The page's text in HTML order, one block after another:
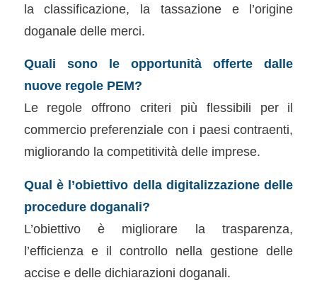
la classificazione, la tassazione e l’origine
doganale delle merci.
Quali sono le opportunità offerte dalle
nuove regole PEM?
Le regole offrono criteri più flessibili per il
commercio preferenziale con i paesi contraenti,
migliorando la competitività delle imprese.
Qual è l’obiettivo della digitalizzazione delle
procedure doganali?
L’obiettivo è migliorare la trasparenza,
l’efficienza e il controllo nella gestione delle
accise e delle dichiarazioni doganali.